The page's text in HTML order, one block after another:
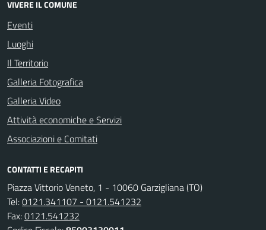
VIVERE IL COMUNE
Eventi
Luoghi
Il Territorio
Galleria Fotografica
Galleria Video
Attività economiche e Servizi
Associazioni e Comitati
CONTATTI E RECAPITI
Piazza Vittorio Veneto, 1 - 10060 Garzigliana (TO)
Tel:0121.341107 - 0121.541232
Fax:0121.541232